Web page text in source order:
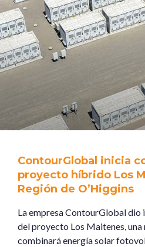
ContourGlobal inicia
proyecto híbrido Los
Región de O’Higgins
La empresa ContourGlobal dio
del proyecto Los Maitenes,
combinará energía solar